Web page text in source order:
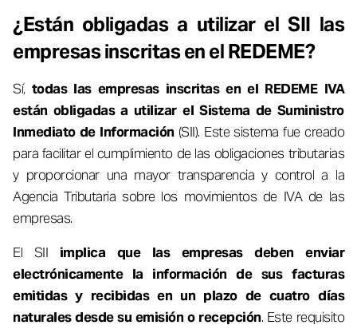
¿Están obligadas a utilizar el SII las
empresas inscritas en el REDEME?
Sí, todas las empresas inscritas en el REDEME IVA
están obligadas a utilizar el Sistema de Suministro
Inmediato de Información (SII). Este sistema fue creado
para facilitar el cumplimiento de las obligaciones tributarias
y proporcionar una mayor transparencia y control a la
Agencia Tributaria sobre los movimientos de IVA de las
empresas.
El SII implica que las empresas deben enviar
electrónicamente la información de sus facturas
emitidas y recibidas en un plazo de cuatro días
naturales desde su emisión o recepción. Este requisito